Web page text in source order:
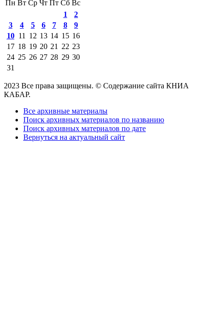
Пн Вт Ср Чт Пт Сб Вс
1
2
3
4 5 6 7 8
9
10 11 12 13 14 15 16
17 18 19 20 21 22 23
24 25 26 27 28 29 30
31
2023 Все права защищены. © Содержание сайта КНИА
КАБАР.
Все архивные материалы
Поиск архивных материалов по названию
Поиск архивных материалов по дате
Вернуться на актуальный сайт